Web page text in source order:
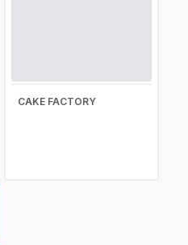
CAKE FACTORY